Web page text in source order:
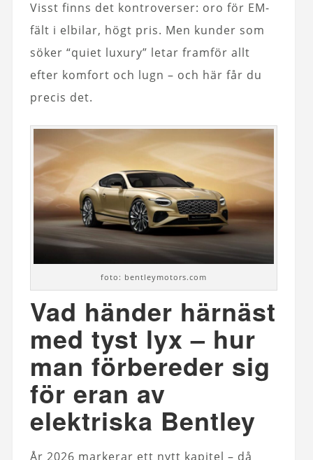
Visst finns det kontroverser: oro för EM-
fält i elbilar, högt pris. Men kunder som
söker “quiet luxury” letar framför allt
efter komfort och lugn – och här får du
precis det.
foto: bentleymotors.com
Vad händer härnäst
med tyst lyx – hur
man förbereder sig
för eran av
elektriska Bentley
År 2026 markerar ett nytt kapitel – då